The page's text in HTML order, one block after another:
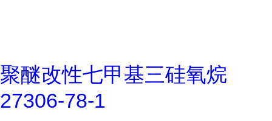
聚醚改性七甲基三硅氧烷
27306-78-1